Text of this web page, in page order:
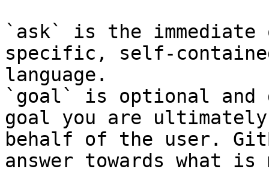
`ask` is the
specific, self-
language.
`goal` is optional and
goal you are
behalf of the user.
answer towards what